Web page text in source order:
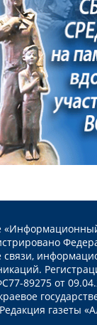
связи,
89275 от
газеты